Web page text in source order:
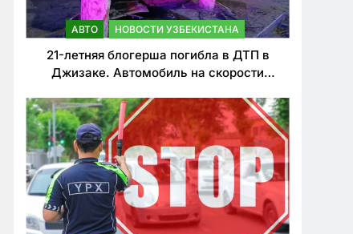
АВТО НОВОСТИ УЗБЕКИСТАНА
21-летняя блогерша погибла в ДТП в
Джизаке. Автомобиль на скорости